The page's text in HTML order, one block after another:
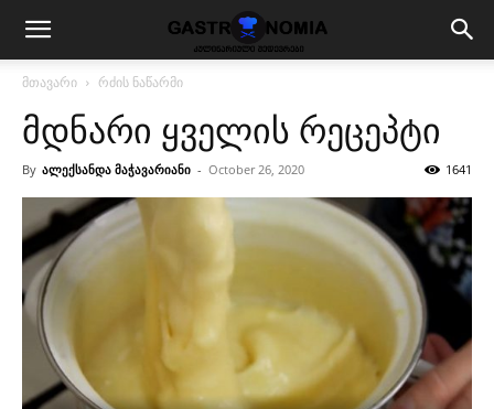
მთავარი რძის ნაწარმი
მდნარი ყველის რეცეპტი
By ალექსანდა მაჭავარიანი - October 26, 2020 1641